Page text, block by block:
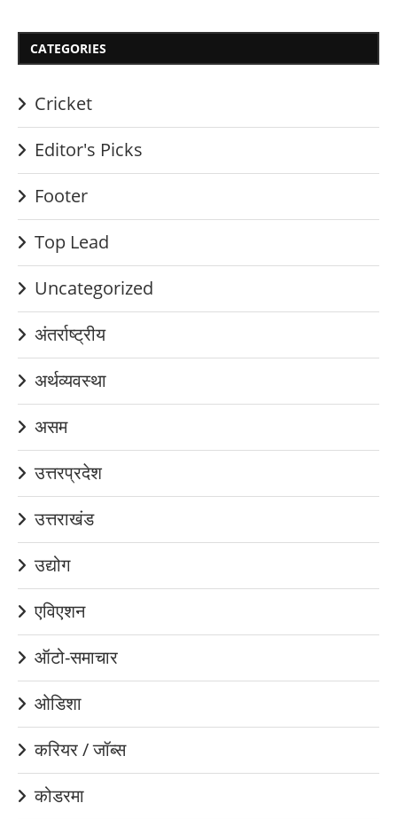
CATEGORIES
Cricket
Editor's Picks
Footer
Top Lead
Uncategorized
अंतर्राष्ट्रीय
अर्थव्यवस्था
असम
उत्तरप्रदेश
उत्तराखंड
उद्योग
एविएशन
ऑटो-समाचार
ओडिशा
करियर / जॉब्स
कोडरमा